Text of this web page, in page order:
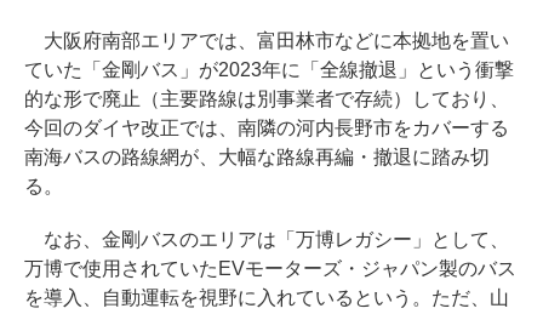
大阪府南部エリアでは、富田林市などに本拠地を置い
ていた「金剛バス」が2023年に「全線撤退」という衝撃
的な形で廃止（主要路線は別事業者で存続）しており、
今回のダイヤ改正では、南隣の河内長野市をカバーする
南海バスの路線網が、大幅な路線再編・撤退に踏み切
る。
なお、金剛バスのエリアは「万博レガシー」として、
万博で使用されていたEVモーターズ・ジャパン製のバス
を導入、自動運転を視野に入れているという。ただ、山